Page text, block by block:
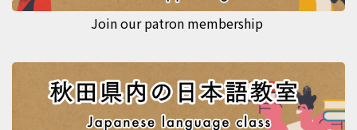
Join our patron membership